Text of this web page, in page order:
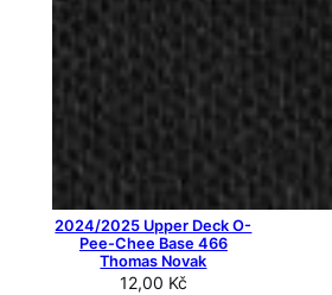
2024/2025 Upper Deck O-
Pee-Chee Base 466
Thomas Novak
12,00 Kč